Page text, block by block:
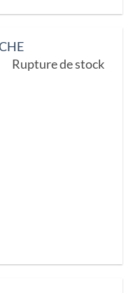
Rupture de stock